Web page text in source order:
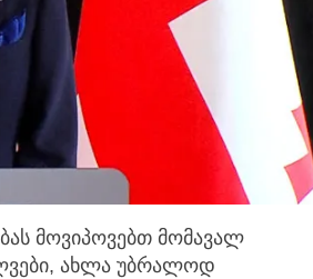
მოვიპოვებთ მომავალ
ახლა უბრალოდ